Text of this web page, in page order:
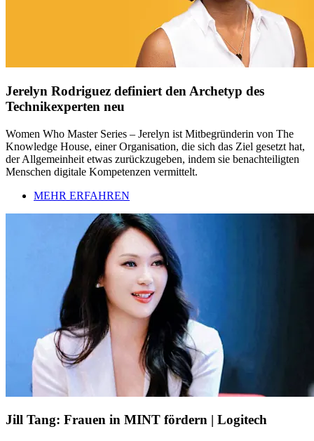
Jerelyn Rodriguez definiert den Archetyp des
Technikexperten neu
Women Who Master Series – Jerelyn ist Mitbegründerin von The
Knowledge House, einer Organisation, die sich das Ziel gesetzt hat,
der Allgemeinheit etwas zurückzugeben, indem sie benachteiligten
Menschen digitale Kompetenzen vermittelt.
MEHR ERFAHREN
Jill Tang: Frauen in MINT fördern | Logitech